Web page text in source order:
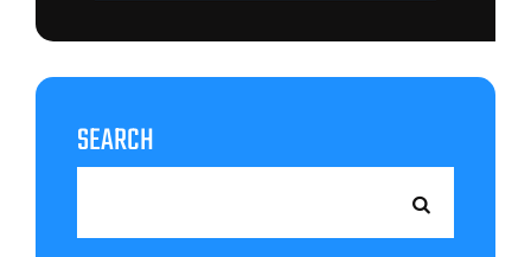
SEARCH